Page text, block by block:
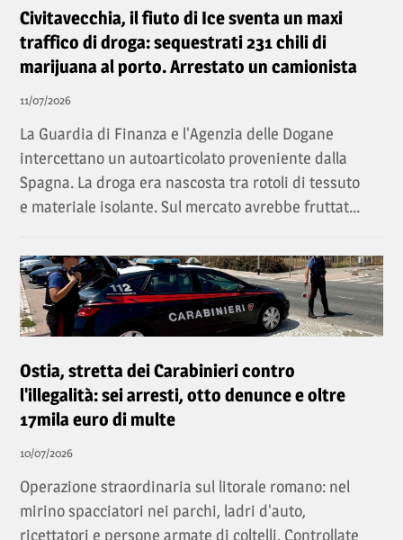
Civitavecchia, il fiuto di Ice sventa un maxi
traffico di droga: sequestrati 231 chili di
marijuana al porto. Arrestato un camionista
11/07/2026
La Guardia di Finanza e l'Agenzia delle Dogane
intercettano un autoarticolato proveniente dalla
Spagna. La droga era nascosta tra rotoli di tessuto
e materiale isolante. Sul mercato avrebbe fruttat...
Ostia, stretta dei Carabinieri contro
l'illegalità: sei arresti, otto denunce e oltre
17mila euro di multe
10/07/2026
Operazione straordinaria sul litorale romano: nel
mirino spacciatori nei parchi, ladri d'auto,
ricettatori e persone armate di coltelli. Controllate